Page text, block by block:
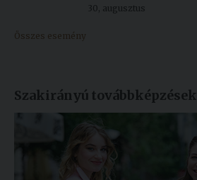
30, augusztus
Összes esemény
Szakirányú továbbképzések